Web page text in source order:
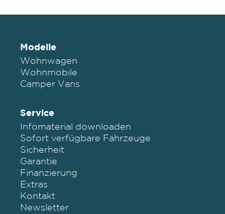
Modelle
Wohnwagen
Wohnmobile
Camper Vans
Service
Infomaterial downloaden
Sofort verfügbare Fahrzeuge
Sicherheit
Garantie
Finanzierung
Extras
Kontakt
Newsletter